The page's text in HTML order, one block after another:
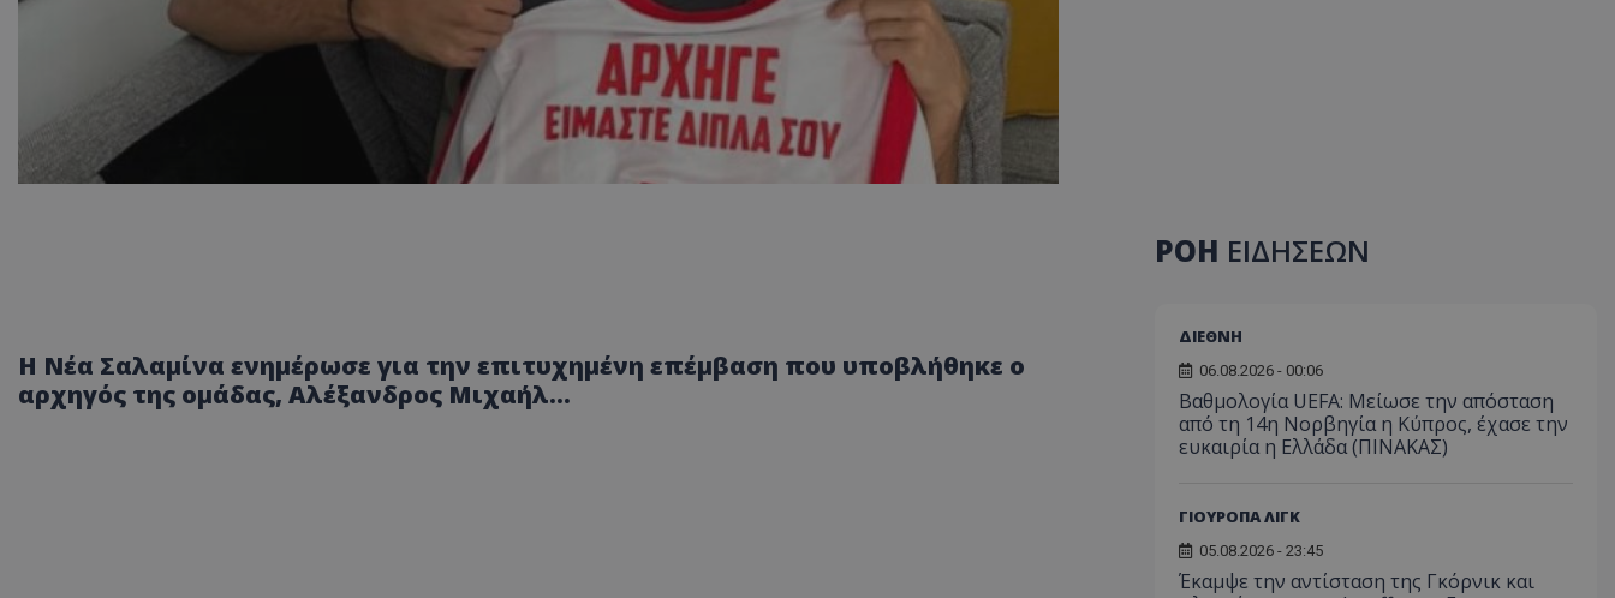
Η Νέα Σαλαμίνα ενημέρωσε για την επιτυχημένη επέμβαση που υποβλήθηκε ο
αρχηγός της ομάδας, Αλέξανδρος Μιχαήλ...
ΡΟΗ ΕΙΔΗΣΕΩΝ
ΔΙΕΘΝΗ
06.08.2026 - 00:06
Βαθμολογία UEFA: Μείωσε την απόσταση
από τη 14η Νορβηγία η Κύπρος, έχασε την
ευκαιρία η Ελλάδα (ΠΙΝΑΚΑΣ)
ΓΙΟΥΡΟΠΑ ΛΙΓΚ
05.08.2026 - 23:45
Έκαμψε την αντίσταση της Γκόρνικ και